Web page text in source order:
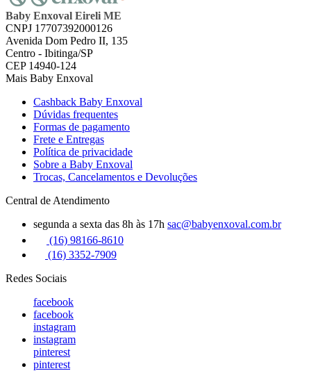
Baby Enxoval Eireli ME
CNPJ 17707392000126
Avenida Dom Pedro II, 135
Centro - Ibitinga/SP
CEP 14940-124
Mais Baby Enxoval
Cashback Baby Enxoval
Dúvidas frequentes
Formas de pagamento
Frete e Entregas
Política de privacidade
Sobre a Baby Enxoval
Trocas, Cancelamentos e Devoluções
Central de Atendimento
segunda a sexta das 8h às 17h sac@babyenxoval.com.br
(16) 98166-8610
(16) 3352-7909
Redes Sociais
facebook
facebook
instagram
instagram
pinterest
pinterest